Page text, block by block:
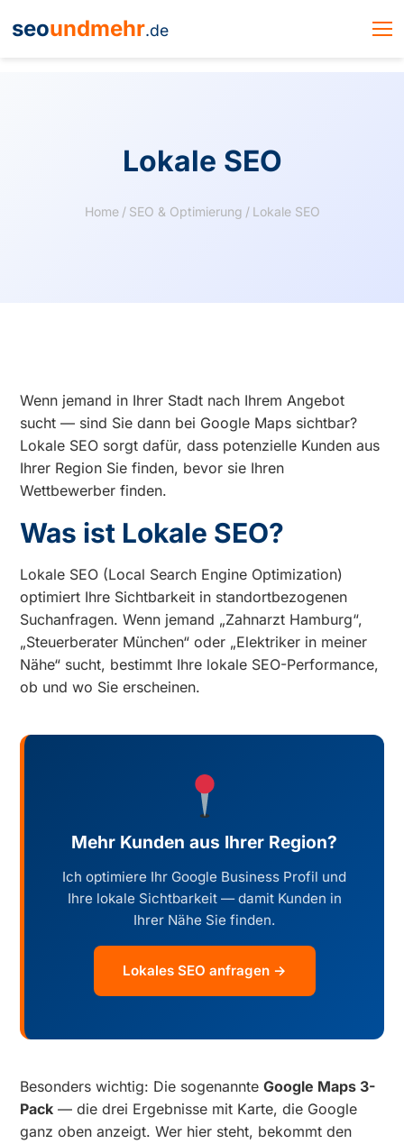
seoundmehr.de
Lokale SEO
Home / SEO & Optimierung / Lokale SEO
Wenn jemand in Ihrer Stadt nach Ihrem Angebot
sucht — sind Sie dann bei Google Maps sichtbar?
Lokale SEO sorgt dafür, dass potenzielle Kunden aus
Ihrer Region Sie finden, bevor sie Ihren
Wettbewerber finden.
Was ist Lokale SEO?
Lokale SEO (Local Search Engine Optimization)
optimiert Ihre Sichtbarkeit in standortbezogenen
Suchanfragen. Wenn jemand „Zahnarzt Hamburg“,
„Steuerberater München“ oder „Elektriker in meiner
Nähe“ sucht, bestimmt Ihre lokale SEO-Performance,
ob und wo Sie erscheinen.
Mehr Kunden aus Ihrer Region?
Ich optimiere Ihr Google Business Profil und
Ihre lokale Sichtbarkeit — damit Kunden in
Ihrer Nähe Sie finden.
Lokales SEO anfragen →
Besonders wichtig: Die sogenannteGoogle Maps 3-
Pack — die drei Ergebnisse mit Karte, die Google
ganz oben anzeigt. Wer hier steht, bekommt den